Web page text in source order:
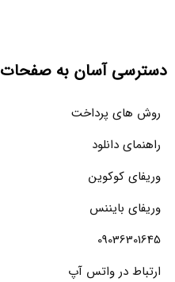
دسترسی آسان به صفحات
روش های پرداخت
راهنمای دانلود
وریفای کوکوین
وریفای بایننس
09036301645
ارتباط در واتس آپ